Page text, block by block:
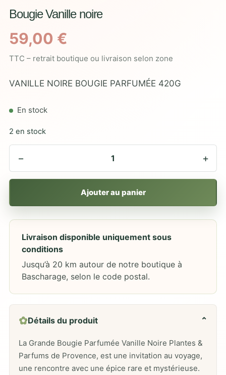
Bougie Vanille noire
59,00 €
TTC – retrait boutique ou livraison selon zone
VANILLE NOIRE BOUGIE PARFUMÉE 420G
En stock
2 en stock
− +
Ajouter au panier
Livraison disponible uniquement sous
conditions
Jusqu’à 20 km autour de notre boutique à
Bascharage, selon le code postal.
✿Détails du produit ⌄
La Grande Bougie Parfumée Vanille Noire Plantes &
Parfums de Provence, est une invitation au voyage,
une rencontre avec une épice rare et mystérieuse.